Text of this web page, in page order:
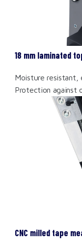
18 mm laminated
Moisture resistant,
Protection against
CNC milled tape